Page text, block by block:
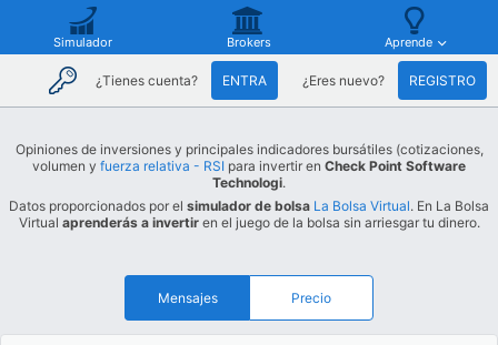
Simulador Brokers Aprende
¿Tienes cuenta? ENTRA ¿Eres nuevo? REGISTRO
Opiniones de inversiones y principales indicadores bursátiles (cotizaciones,
volumen y fuerza relativa - RSI para invertir en Check Point Software
Technologi.
Datos proporcionados por el simulador de bolsa La Bolsa Virtual. En La Bolsa
Virtual aprenderás a invertiren el juego de la bolsa sin arriesgar tu dinero.
Mensajes Precio